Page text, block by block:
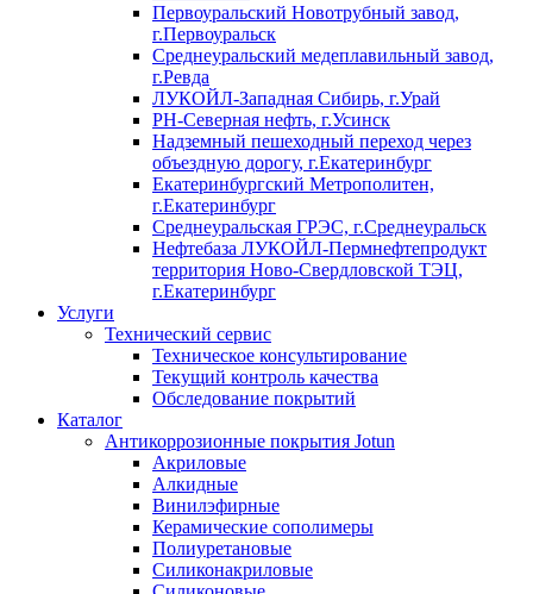
Первоуральский Новотрубный завод,
г.Первоуральск
Среднеуральский медеплавильный завод,
г.Ревда
ЛУКОЙЛ-Западная Сибирь, г.Урай
РН-Северная нефть, г.Усинск
Надземный пешеходный переход через
объездную дорогу, г.Екатеринбург
Екатеринбургский Метрополитен,
г.Екатеринбург
Среднеуральская ГРЭС, г.Среднеуральск
Нефтебаза ЛУКОЙЛ-Пермнефтепродукт
территория Ново-Свердловской ТЭЦ,
г.Екатеринбург
Услуги
Технический сервис
Техническое консультирование
Текущий контроль качества
Обследование покрытий
Каталог
Антикоррозионные покрытия Jotun
Акриловые
Алкидные
Винилэфирные
Керамические сополимеры
Полиуретановые
Силиконакриловые